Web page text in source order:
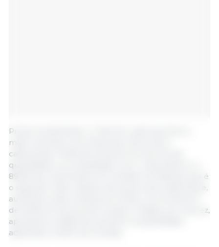
Proporcionalmente, o Chile foi o país que teve o
maior aumento na compra de carne suína
catarinense: 74,2% de aumento em termos de
quantidade, na comparação com o mês anterior, e
89,5% de crescimento em receitas. As Filipinas, que é
o segundo maior destino da carne suína catarinense,
aumentou suas compras em 21,3%, com acréscimo
de 32,3% em termos de receita. O Japão, por sua vez,
apresentou 40,8% de aumento na quantidade
adquirida e 23,2% nas receitas.